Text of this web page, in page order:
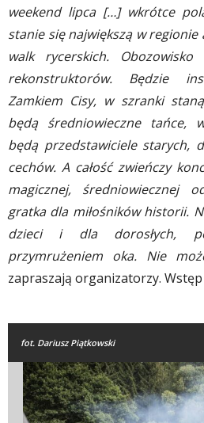
weekend lipca […] wkrótce
stanie się największą w
walk rycerskich.
rekonstruktorów. Będzie
Zamkiem Cisy, w szranki
będą średniowieczne tańce,
będą przedstawiciele starych,
cechów. A całość zwieńczy
magicznej, średniowiecznej
gratka dla miłośników historii.
dzieci i dla dorosłych,
przymrużeniem oka. Nie
zapraszają organizatorzy.
fot. Dariusz Piątkowski